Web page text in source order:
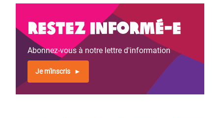
Restez informé-e
Abonnez-vous à notre lettre d'information
Je m'inscris